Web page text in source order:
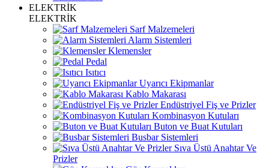
ELEKTRİK
ELEKTRİK
Sarf Malzemeleri
Alarm Sistemleri
Klemensler
Pedal
Isıtıcı
Uyarıcı Ekipmanlar
Kablo Makarası
Endüstriyel Fiş ve Prizler
Kombinasyon Kutuları
Buton ve Buat Kutuları
Busbar Sistemleri
Sıva Üstü Anahtar Ve
Prizler